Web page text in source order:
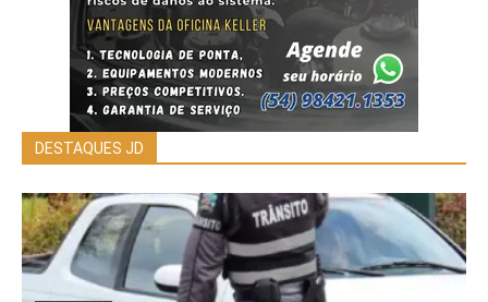
DESTAQUES JD